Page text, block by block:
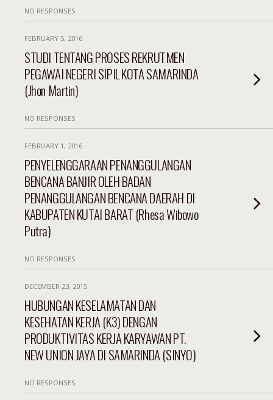
NO RESPONSES
FEBRUARY 5, 2016
STUDI TENTANG PROSES REKRUTMEN
PEGAWAI NEGERI SIPIL KOTA SAMARINDA
(Jhon Martin)
NO RESPONSES
FEBRUARY 1, 2016
PENYELENGGARAAN PENANGGULANGAN
BENCANA BANJIR OLEH BADAN
PENANGGULANGAN BENCANA DAERAH DI
KABUPATEN KUTAI BARAT (Rhesa Wibowo
Putra)
NO RESPONSES
DECEMBER 23, 2015
HUBUNGAN KESELAMATAN DAN
KESEHATAN KERJA (K3) DENGAN
PRODUKTIVITAS KERJA KARYAWAN PT.
NEW UNION JAYA DI SAMARINDA (SINYO)
NO RESPONSES